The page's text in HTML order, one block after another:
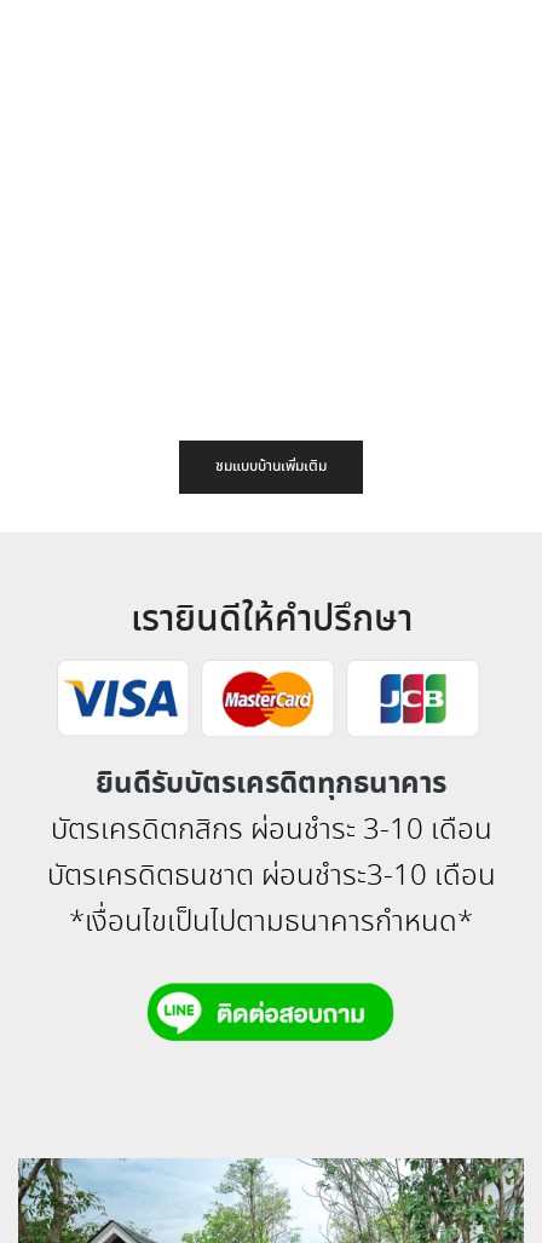
ชมแบบบ้านเพิ่มเติม
เรายินดีให้คำปรึกษา
ยินดีรับบัตรเครดิตทุกธนาคาร
บัตรเครดิตกสิกร ผ่อนชำระ 3-10 เดือน
บัตรเครดิตธนชาต ผ่อนชำระ3-10 เดือน
*เงื่อนไขเป็นไปตามธนาคารกำหนด*